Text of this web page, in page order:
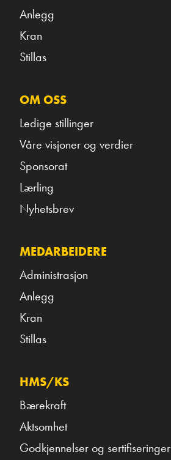
Anlegg
Kran
Stillas
OM OSS
Ledige stillinger
Våre visjoner og verdier
Sponsorat
Lærling
Nyhetsbrev
MEDARBEIDERE
Administrasjon
Anlegg
Kran
Stillas
HMS/KS
Bærekraft
Aktsomhet
Godkjennelser og sertifiseringer